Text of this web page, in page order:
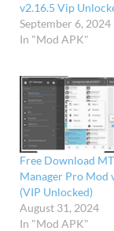
v2.16.5 Vip
September 6, 2024
In "Mod APK"
Free Download MT
Manager Pro Mod
(VIP Unlocked)
August 31, 2024
In "Mod APK"